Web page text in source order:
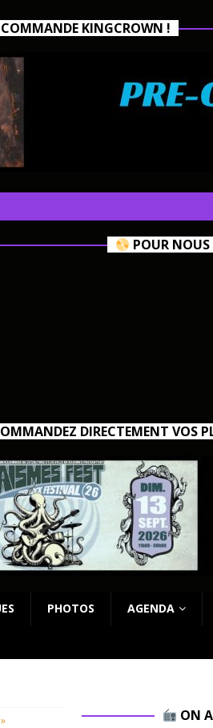
COMMANDE KINGCROWN !
POUR NOUS
DIRECTEMENT VOS
PHOTOS AGENDA
ON